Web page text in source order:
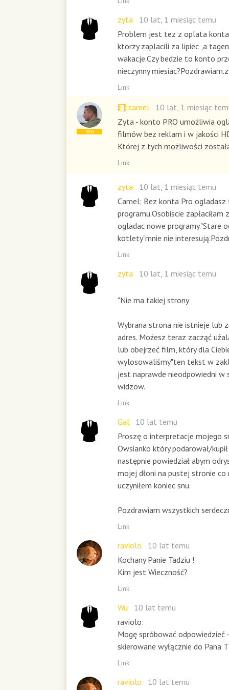
zyta
10 lat, 1 miesiąc temu
Problem jest tez z oplata
ktorzy zaplacili za lipiec ,a
wakacje.Czy bedzie to konto
nieczynny
Link
PRO
camel
10 lat, 1 miesiąc
Zyta - konto PRO umożliwia
filmów bez reklam i w jakości
Której z tych możliwości
Link
zyta
10 lat, 1 miesiąc temu
Camel; Bez konta Pro
programu.Osobiscie zapłaciłam
ogladac nowe programy."Stare
kotlety"mnie nie
Link
zyta 10 lat, 1 miesiąc temu
"Nie ma takiej strony
Wybrana strona nie istnieje lub
adres. Możesz teraz zacząć
lub obejrzeć film, który dla
wylosowaliśmy"ten tekst w
jest naprawde nieodpowiedni w
widzow.
Link
Gal
10 lat temu
Proszę o interpretacje mojego
Owsianko który podarował/
następnie powiedział abym
mojej dłoni na pustej stronie co
uczyniłem koniec snu.
Pozdrawiam wszystkich
Link
raviolo
10 lat temu
Kochany Panie Tadziu !
Kim jest Wieczność?
Link
Wu
10 lat temu
raviolo:
Mogę spróbować odpowiedzieć
skierowane wyłącznie do Pana
Link
raviolo
10 lat temu